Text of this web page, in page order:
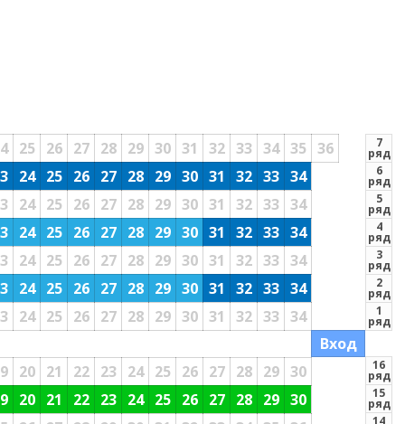
25 26 27 28 29 30 31 32 33 34 35 36
24 25 26 27 28 29 30 31 32 33 34
24 25 26 27 28 29 30 31 32 33 34
24 25 26 27 28 29 30 31 32 33 34
24 25 26 27 28 29 30 31 32 33 34
24 25 26 27 28 29 30 31 32 33 34
24 25 26 27 28 29 30 31 32 33 34
20 21 22 23 24 25 26 27 28 29 30
20 21 22 23 24 25 26 27 28 29 30
Вход
7
ряд
6
ряд
5
ряд
4
ряд
3
ряд
2
ряд
1
ряд
16
ряд
15
ряд
14